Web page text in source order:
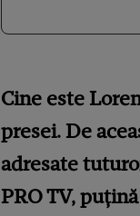
Cine este
presei. De
adresate
PRO TV,